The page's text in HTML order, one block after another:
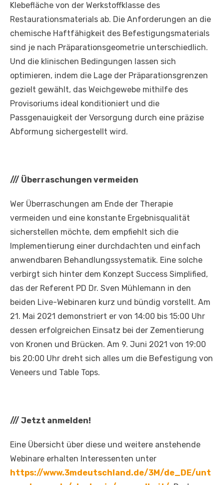
Klebefläche von der Werkstoffklasse des
Restaurationsmaterials ab. Die Anforderungen an die
chemische Haftfähigkeit des Befestigungsmaterials
sind je nach Präparationsgeometrie unterschiedlich.
Und die klinischen Bedingungen lassen sich
optimieren, indem die Lage der Präparationsgrenzen
gezielt gewählt, das Weichgewebe mithilfe des
Provisoriums ideal konditioniert und die
Passgenauigkeit der Versorgung durch eine präzise
Abformung sichergestellt wird.
/// Überraschungen vermeiden
Wer Überraschungen am Ende der Therapie
vermeiden und eine konstante Ergebnisqualität
sicherstellen möchte, dem empfiehlt sich die
Implementierung einer durchdachten und einfach
anwendbaren Behandlungssystematik. Eine solche
verbirgt sich hinter dem Konzept Success Simplified,
das der Referent PD Dr. Sven Mühlemann in den
beiden Live-Webinaren kurz und bündig vorstellt. Am
21. Mai 2021 demonstriert er von 14:00 bis 15:00 Uhr
dessen erfolgreichen Einsatz bei der Zementierung
von Kronen und Brücken. Am 9. Juni 2021 von 19:00
bis 20:00 Uhr dreht sich alles um die Befestigung von
Veneers und Table Tops.
/// Jetzt anmelden!
Eine Übersicht über diese und weitere anstehende
Webinare erhalten Interessenten unter
https://www.3mdeutschland.de/3M/de_DE/unt